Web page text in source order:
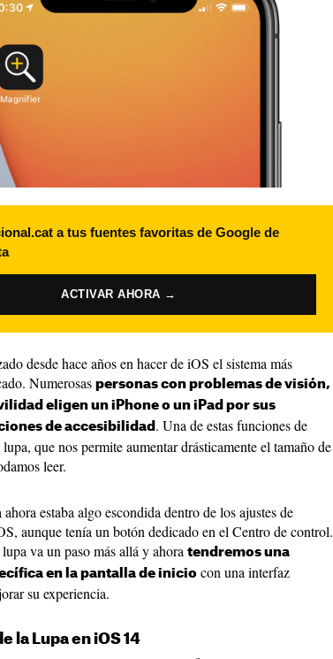
a tus fuentes favoritas de Google de
ACTIVAR AHORA →
desde hace años en hacer de iOS el sistema más
Numerosas personas con problemas de visión,
eligen un iPhone o un iPad por sus
de accesibilidad . Una de estas funciones de
que nos permite aumentar drásticamente el tamaño de
leer.
estaba algo escondida dentro de los ajustes de
aunque tenía un botón dedicado en el Centro de control.
va un paso más allá y ahora tendremos una
en la pantalla de inicio con una interfaz
su experiencia.
la Lupa en iOS 14